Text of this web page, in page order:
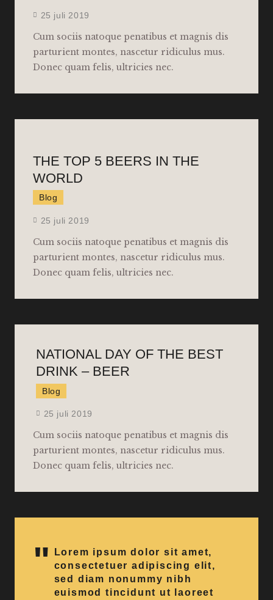
25 juli 2019
Cum sociis natoque penatibus et magnis dis
parturient montes, nascetur ridiculus mus.
Donec quam felis, ultricies nec.
THE TOP 5 BEERS IN THE
WORLD
Blog
25 juli 2019
Cum sociis natoque penatibus et magnis dis
parturient montes, nascetur ridiculus mus.
Donec quam felis, ultricies nec.
NATIONAL DAY OF THE BEST
DRINK – BEER
Blog
25 juli 2019
Cum sociis natoque penatibus et magnis dis
parturient montes, nascetur ridiculus mus.
Donec quam felis, ultricies nec.
Lorem ipsum dolor sit amet,
consectetuer adipiscing elit,
sed diam nonummy nibh
euismod tincidunt ut laoreet